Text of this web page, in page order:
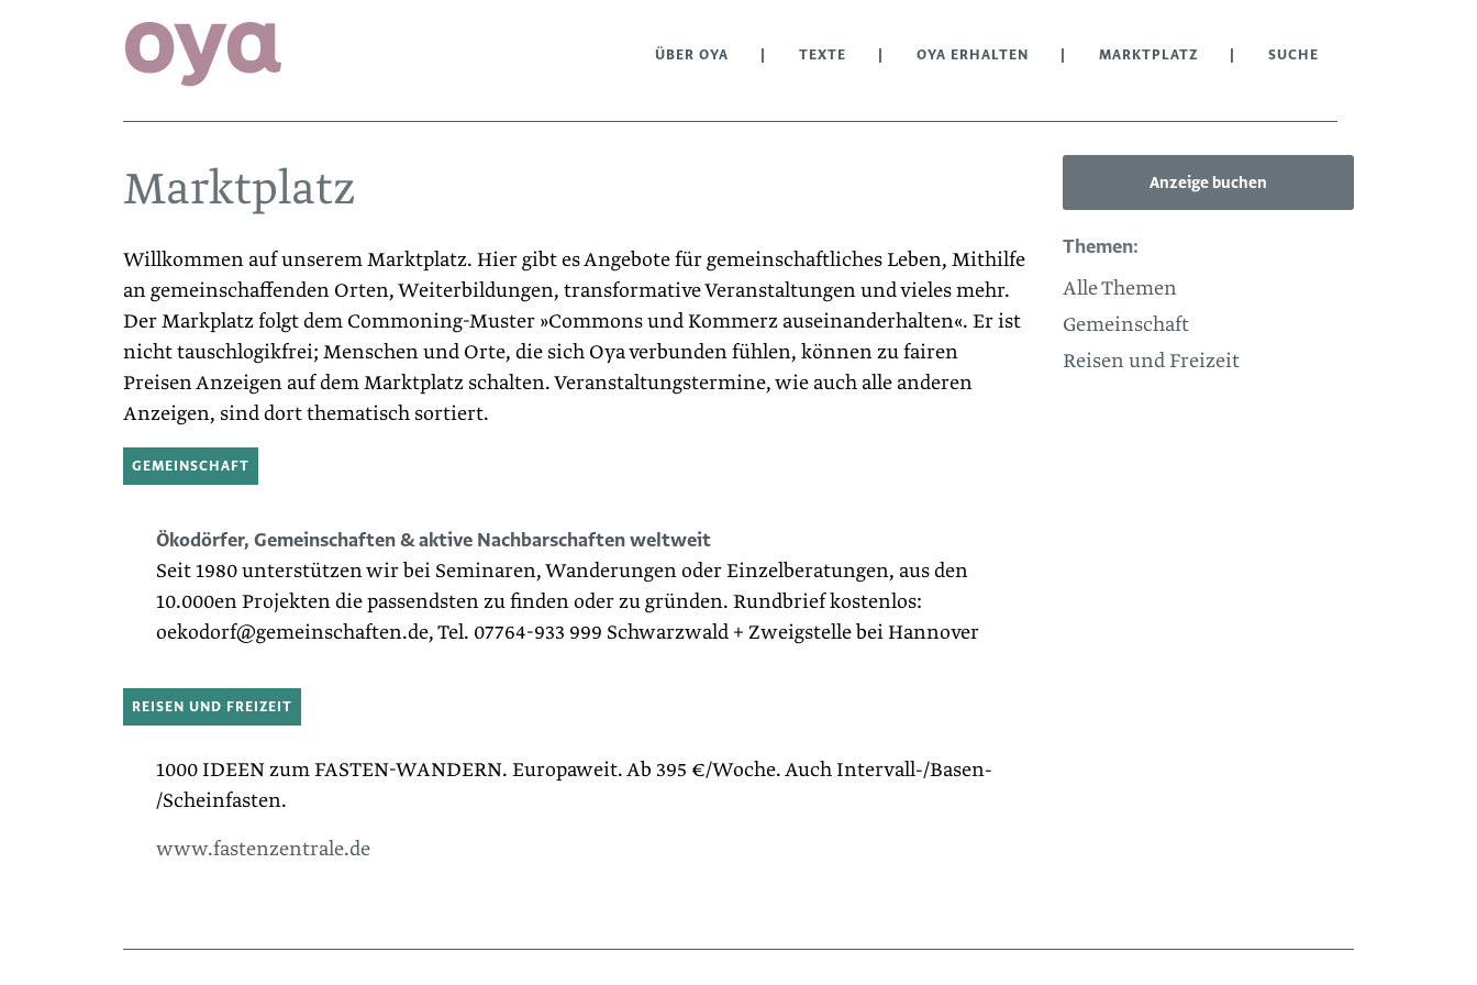
ÜBER OYA TEXTE OYA ERHALTEN MARKTPLATZ SUCHE
Marktplatz
Willkommen auf unserem Marktplatz. Hier gibt es Angebote für gemeinschaftliches Leben, Mithilfe
an gemeinschaffenden Orten, Weiterbildungen, transformative Veranstaltungen und vieles mehr.
Der Markplatz folgt dem Commoning-Muster »Commons und Kommerz auseinanderhalten«. Er ist
nicht tauschlogikfrei; Menschen und Orte, die sich Oya verbunden fühlen, können zu fairen
Preisen Anzeigen auf dem Marktplatz schalten. Veranstaltungstermine, wie auch alle anderen
Anzeigen, sind dort thematisch sortiert.
GEMEINSCHAFT
Ökodörfer, Gemeinschaften & aktive Nachbarschaften weltweit
Seit 1980 unterstützen wir bei Seminaren, Wanderungen oder Einzelberatungen, aus den
10.000en Projekten die passendsten zu finden oder zu gründen. Rundbrief kostenlos:
oekodorf@gemeinschaften.de, Tel. 07764-933 999 Schwarzwald + Zweigstelle bei Hannover
REISEN UND FREIZEIT
1000 IDEEN zum FASTEN-WANDERN. Europaweit. Ab 395 €/Woche. Auch Intervall-/Basen-
/Scheinfasten.
www.fastenzentrale.de
Anzeige buchen
Themen:
Alle Themen
Gemeinschaft
Reisen und Freizeit